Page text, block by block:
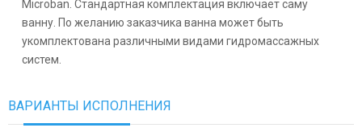
Microban. Стандартная комплектация включает саму
ванну. По желанию заказчика ванна может быть
укомплектована различными видами гидромассажных
систем.
ВАРИАНТЫ ИСПОЛНЕНИЯ